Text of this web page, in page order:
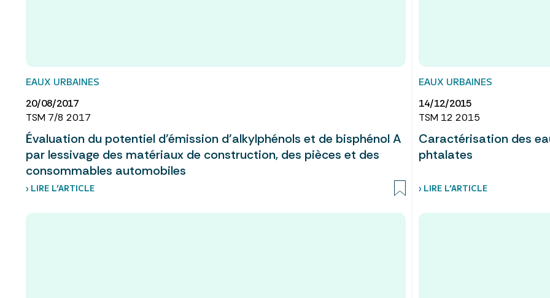
EAUX URBAINES
20/08/2017
TSM 7/8 2017
Évaluation du potentiel d’émission d’alkylphénols et de bisphénol A
par lessivage des matériaux de construction, des pièces et des
consommables automobiles
› LIRE L’ARTICLE
EAUX URBAINES
14/12/2015
TSM 12 2015
Caractérisation des
phtalates
› LIRE L’ARTICLE